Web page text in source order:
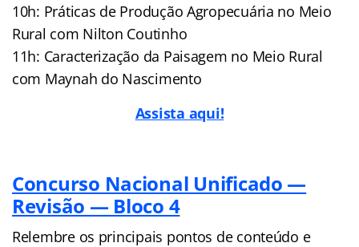
10h: Práticas de Produção Agropecuária no Meio
Rural com Nilton Coutinho
11h: Caracterização da Paisagem no Meio Rural
com Maynah do Nascimento
Assista aqui!
Concurso Nacional Unificado —
Revisão — Bloco 4
Relembre os principais pontos de conteúdo e